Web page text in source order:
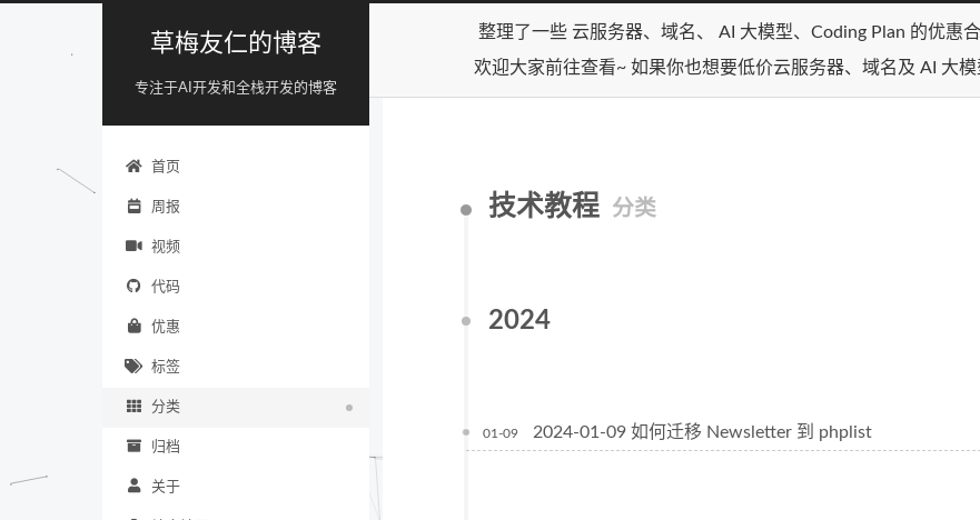
整理了一些 云服务器、域名、 AI 大模型、Coding Plan 的优惠
欢迎大家前往查看~ 如果你也想要低价云服务器、域名及 AI 大
草梅友仁的博客
专注于AI开发和全栈开发的博客
首页
周报
视频
代码
优惠
标签
分类
归档
关于
技术教程 分类
2024
01-09 2024-01-09 如何迁移 Newsletter 到 phplist